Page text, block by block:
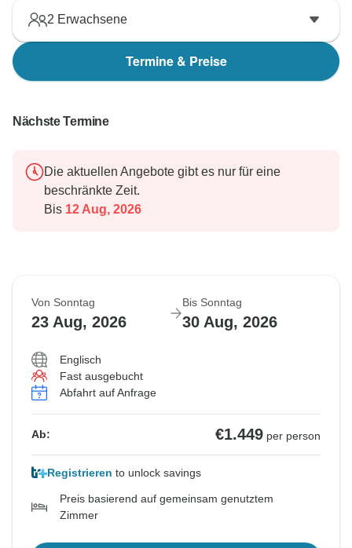
2 Erwachsene
Termine & Preise
Nächste Termine
Die aktuellen Angebote gibt es nur für eine
beschränkte Zeit.
Bis 12 Aug, 2026
Von Sonntag
23 Aug, 2026
Bis Sonntag
30 Aug, 2026
Englisch
Fast ausgebucht
Abfahrt auf Anfrage
Ab: €1.449 per person
Registrieren to unlock savings
Preis basierend auf gemeinsam genutztem
Zimmer